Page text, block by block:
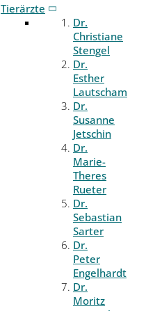
Tierärzte
Dr.
Christiane
Stengel
Dr.
Esther
Lautscham
Dr.
Susanne
Jetschin
Dr.
Marie-
Theres
Rueter
Dr.
Sebastian
Sarter
Dr.
Peter
Engelhardt
Dr.
Moritz